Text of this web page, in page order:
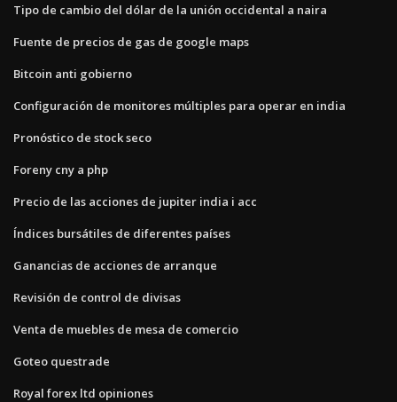
Tipo de cambio del dólar de la unión occidental a naira
Fuente de precios de gas de google maps
Bitcoin anti gobierno
Configuración de monitores múltiples para operar en india
Pronóstico de stock seco
Foreny cny a php
Precio de las acciones de jupiter india i acc
Índices bursátiles de diferentes países
Ganancias de acciones de arranque
Revisión de control de divisas
Venta de muebles de mesa de comercio
Goteo questrade
Royal forex ltd opiniones